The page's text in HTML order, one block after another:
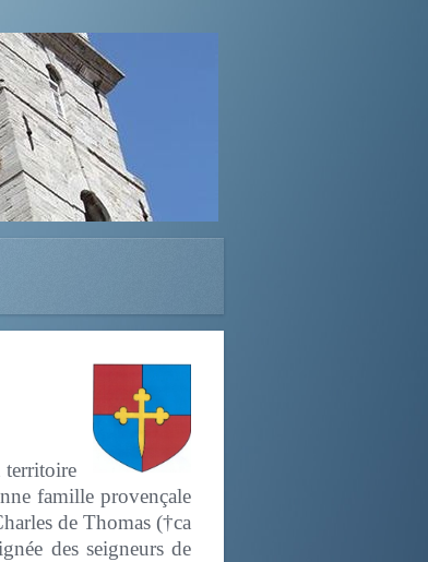
territoire
famille provençale
de Thomas (†ca
des seigneurs de